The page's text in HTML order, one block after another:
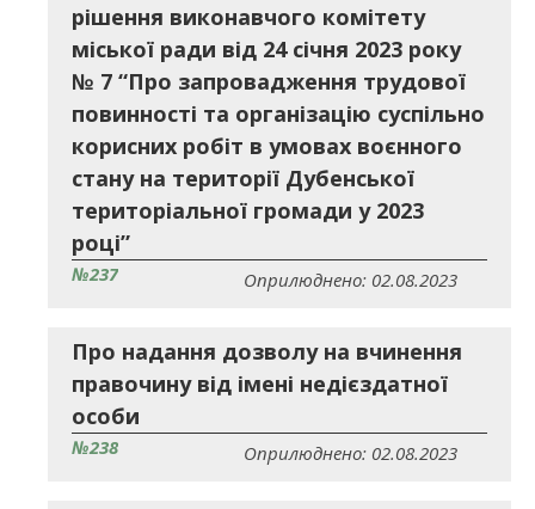
рішення виконавчого комітету
міської ради від 24 січня 2023 року
№ 7 “Про запровадження трудової
повинності та організацію суспільно
корисних робіт в умовах воєнного
стану на території Дубенської
територіальної громади у 2023
році”
№237 Оприлюднено: 02.08.2023
Про надання дозволу на вчинення
правочину від імені недієздатної
особи
№238 Оприлюднено: 02.08.2023